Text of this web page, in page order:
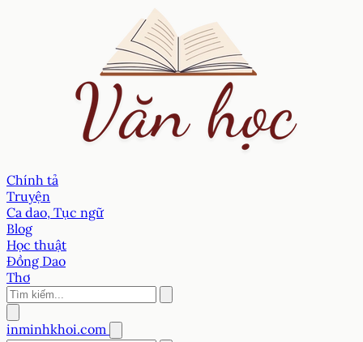
Chính tả
Truyện
Ca dao, Tục ngữ
Blog
Học thuật
Đồng Dao
Thơ
inminhkhoi.com